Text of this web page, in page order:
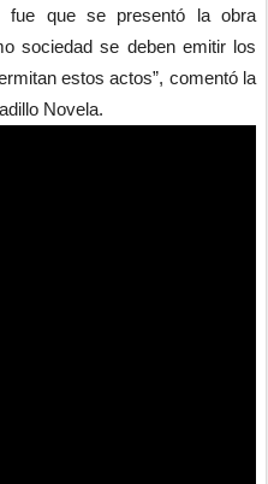
fue que se presentó la obra
sociedad se deben emitir los
estos actos”, comentó la
Novela.